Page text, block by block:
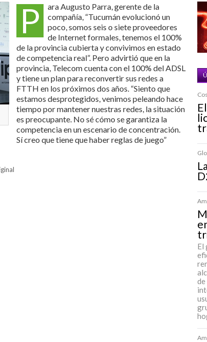
P
ara Augusto Parra, gerente de la
compañía, “Tucumán evolucionó un
poco, somos seis o siete proveedores
de Internet formales, tenemos el 100%
de la provincia cubierta y convivimos en estado
de competencia real”. Pero advirtió que en la
provincia, Telecom cuenta con el 100% del ADSL
y tiene un plan para reconvertir sus redes a
FTTH en los próximos dos años. “Siento que
estamos desprotegidos, venimos peleando hace
tiempo por mantener nuestras redes, la situación
es preocupante. No sé cómo se garantiza la
competencia en un escenario de concentración.
Sí creo que tiene que haber reglas de juego”
El